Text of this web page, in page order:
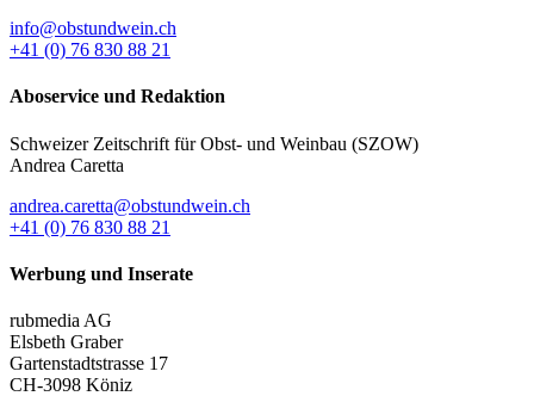
info@obstundwein.ch
+41 (0) 76 830 88 21
Aboservice und Redaktion
Schweizer Zeitschrift für Obst- und Weinbau (SZOW)
Andrea Caretta
andrea.caretta@obstundwein.ch
+41 (0) 76 830 88 21
Werbung und Inserate
rubmedia AG
Elsbeth Graber
Gartenstadtstrasse 17
CH-3098 Köniz